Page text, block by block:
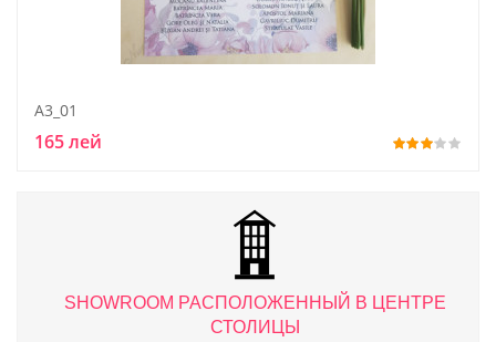
A3_01
165 лей
SHOWROOM РАСПОЛОЖЕННЫЙ В ЦЕНТРЕ
СТОЛИЦЫ